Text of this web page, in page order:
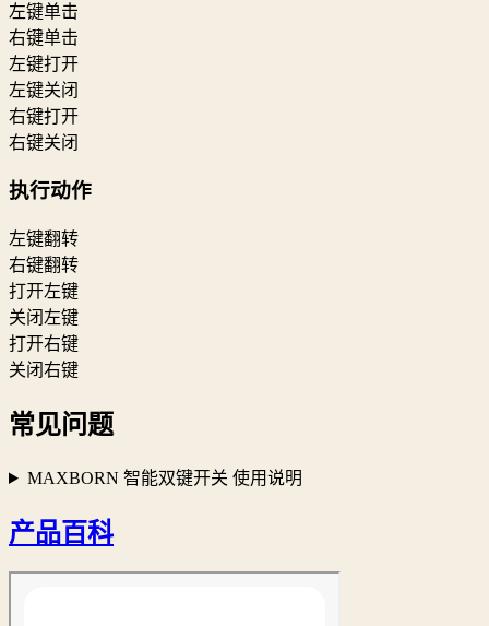
左键单击
右键单击
左键打开
左键关闭
右键打开
右键关闭
执行动作
左键翻转
右键翻转
打开左键
关闭左键
打开右键
关闭右键
常见问题
MAXBORN 智能双键开关 使用说明
产品百科